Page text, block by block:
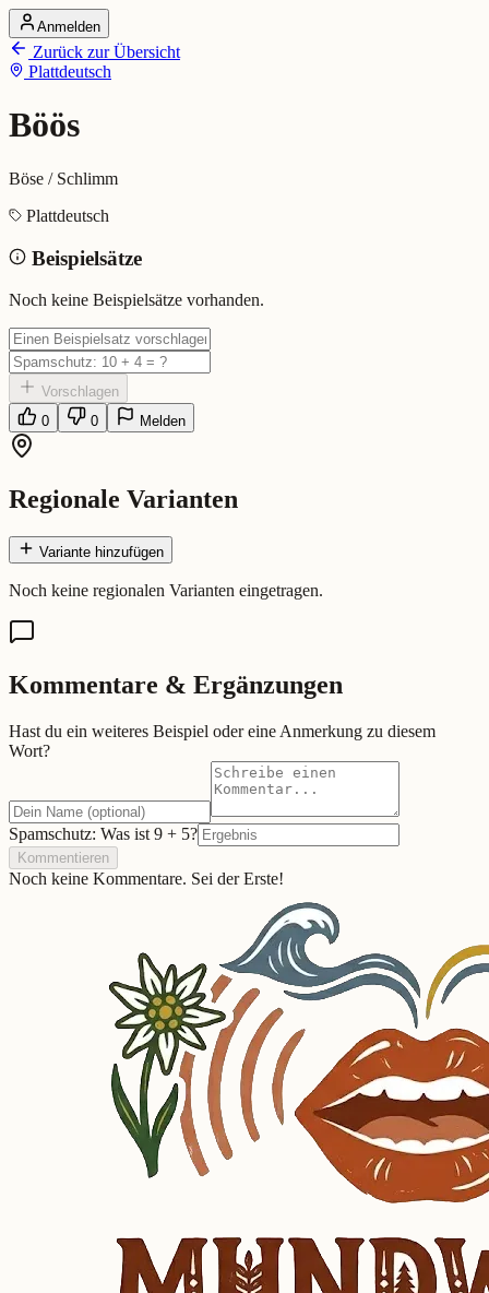
Startseite
Alle Dialekte
Dialekte vergleichen
Dialekt-Karte
Ranking
Böös (Plattdeutsch)
Bedeutung: Böse / Schlimm
Eingereicht von: Mundwerk Team
Anmelden
Zurück zur Übersicht
Plattdeutsch
Böös
Böse / Schlimm
Plattdeutsch
Beispielsätze
Noch keine Beispielsätze vorhanden.
Vorschlagen
0
0 Melden
Regionale Varianten
Variante hinzufügen
Noch keine regionalen Varianten eingetragen.
Kommentare & Ergänzungen
Hast du ein weiteres Beispiel oder eine Anmerkung zu diesem
Wort?
Spamschutz: Was ist 9 + 5?
Kommentieren
Noch keine Kommentare. Sei der Erste!